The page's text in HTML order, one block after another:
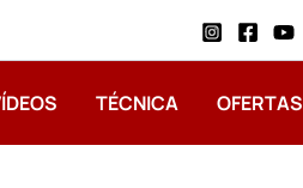
TÉCNICA OFERTAS